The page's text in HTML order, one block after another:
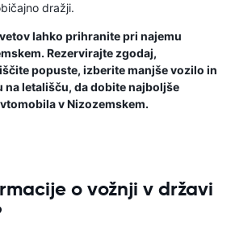
dražji.
lahko prihranite pri najemu
Rezervirajte zgodaj,
popuste, izberite manjše vozilo in
na letališču, da dobite najboljše
v Nizozemskem.
o vožnji v državi